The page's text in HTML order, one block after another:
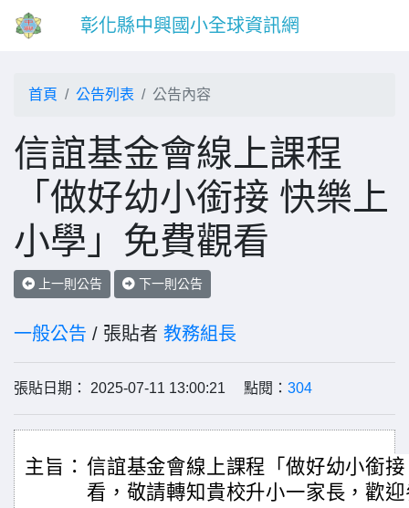
彰化縣中興國小全球資訊網
首頁 公告列表 公告內容
信誼基金會線上課程
「做好幼小銜接 快樂上
小學」免費觀看
上一則公告 下一則公告
一般公告 / 張貼者 教務組長
張貼日期： 2025-07-11 13:00:21 點閱： 304
主旨： 信誼基金會線上課程「做好幼小銜
看，敬請轉知貴校升小一家長，歡